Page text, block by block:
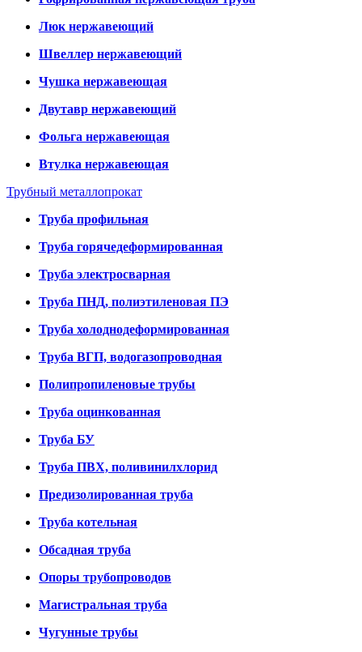
Люк нержавеющий
Швеллер нержавеющий
Чушка нержавеющая
Двутавр нержавеющий
Фольга нержавеющая
Втулка нержавеющая
Трубный металлопрокат
Труба профильная
Труба горячедеформированная
Труба электросварная
Труба ПНД, полиэтиленовая ПЭ
Труба холоднодеформированная
Труба ВГП, водогазопроводная
Полипропиленовые трубы
Труба оцинкованная
Труба БУ
Труба ПВХ, поливинилхлорид
Предизолированная труба
Труба котельная
Обсадная труба
Опоры трубопроводов
Магистральная труба
Чугунные трубы